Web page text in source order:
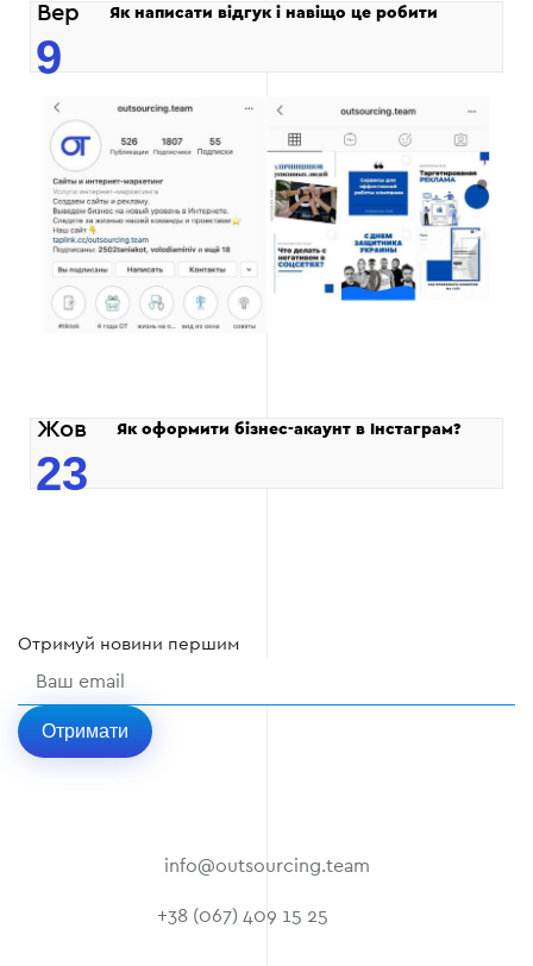
Вер
9
Як написати відгук і навіщо це робити
Жов
23
Як оформити бізнес-акаунт в Інстаграм?
Отримуй новини першим
Отримати
info@outsourcing.team
+38 (067) 409 15 25